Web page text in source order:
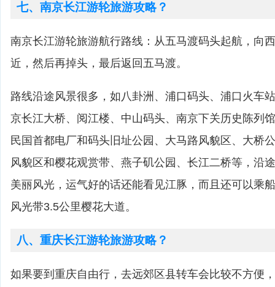
七、南京长江游轮旅游攻略？
南京长江游轮旅游航行路线：从五马渡码头起航，向
近，然后再掉头，最后返回五马渡。
路线沿途风景很多，如八卦洲、浦口码头、浦口火车
京长江大桥、阅江楼、中山码头、南京下关历史陈列
民国首都电厂和码头旧址公园、大马路风貌区、大桥
风貌区和樱花观赏带、燕子矶公园、长江二桥等，沿
美丽风光，运气好的话还能看见江豚，而且还可以乘
风光带3.5公里樱花大道。
八、重庆长江游轮旅游攻略？
如果要到重庆自由行，去远郊区县转车会比较不方便